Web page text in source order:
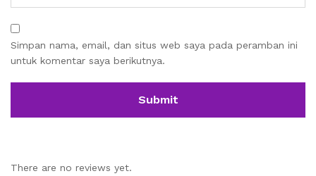
Simpan nama, email, dan situs web saya pada peramban ini
untuk komentar saya berikutnya.
There are no reviews yet.